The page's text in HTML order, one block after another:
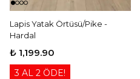
Lapis Yatak Örtüsü/Pike -
Hardal
₺ 1,199.90
3 AL 2 ÖDE!